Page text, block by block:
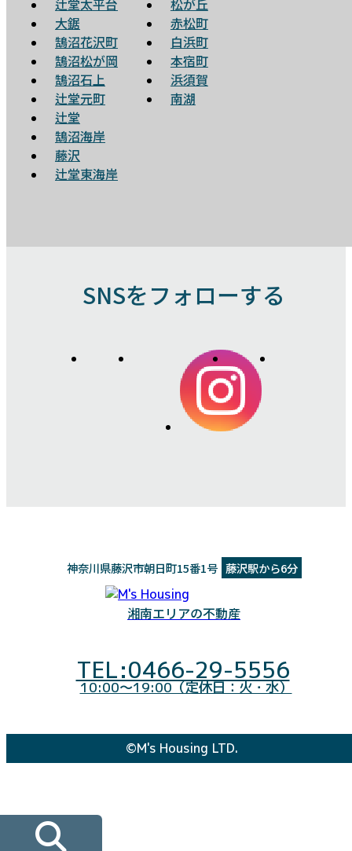
辻堂太平台
大鋸
鵠沼花沢町
鵠沼松が岡
鵠沼石上
辻堂元町
辻堂
鵠沼海岸
藤沢
辻堂東海岸
松が丘
赤松町
白浜町
本宿町
浜須賀
南湖
SNSをフォローする
湘南エリアの不動産
神奈川県藤沢市朝日町15番1号 藤沢駅から6分
TEL:0466-29-5556
10:00～19:00（定休日：火・水）
©M's Housing LTD.